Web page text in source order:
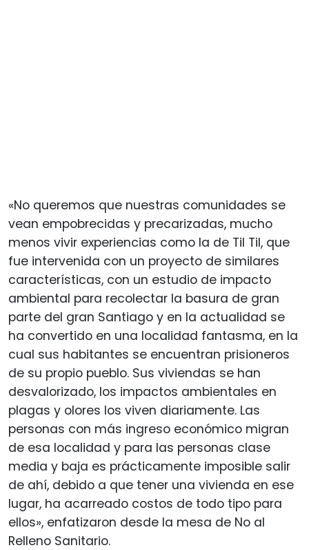
«No queremos que nuestras comunidades se
vean empobrecidas y precarizadas, mucho
menos vivir experiencias como la de Til Til, que
fue intervenida con un proyecto de similares
características, con un estudio de impacto
ambiental para recolectar la basura de gran
parte del gran Santiago y en la actualidad se
ha convertido en una localidad fantasma, en la
cual sus habitantes se encuentran prisioneros
de su propio pueblo. Sus viviendas se han
desvalorizado, los impactos ambientales en
plagas y olores los viven diariamente. Las
personas con más ingreso económico migran
de esa localidad y para las personas clase
media y baja es prácticamente imposible salir
de ahí, debido a que tener una vivienda en ese
lugar, ha acarreado costos de todo tipo para
ellos», enfatizaron desde la mesa de No al
Relleno Sanitario.